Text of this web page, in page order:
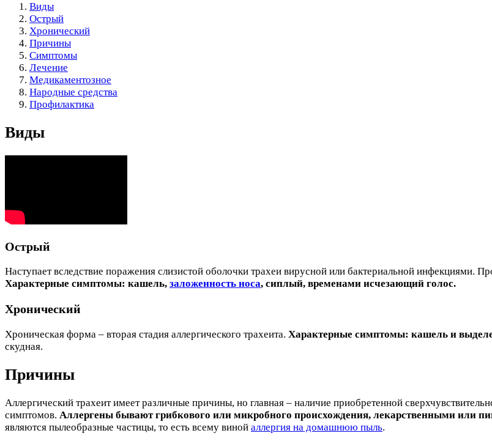
Виды
Острый
Хронический
Причины
Симптомы
Лечение
Медикаментозное
Народные средства
Профилактика
Виды
Острый
Наступает вследствие поражения слизистой оболочки трахеи вирусной или бактериальной инфекциями.
Характерные симптомы: кашель, заложенность носа, сиплый, временами исчезающий голос.
Хронический
Хроническая форма – вторая стадия аллергического трахеита. Характерные симптомы: кашель и
скудная.
Причины
Аллергический трахеит имеет различные причины, но главная – наличие приобретенной
симптомов. Аллергены бывают грибкового или микробного происхождения, лекарственными или
являются пылеобразные частицы, то есть всему виной аллергия на домашнюю пыль.